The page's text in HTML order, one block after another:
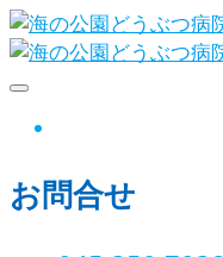
Skip
to
海の公園
お問合せ